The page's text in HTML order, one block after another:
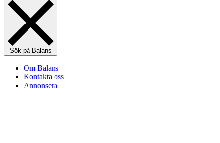
Sök på Balans
Om Balans
Kontakta oss
Annonsera